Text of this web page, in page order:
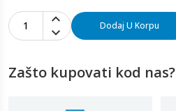
1 Dodaj U Korpu
Zašto kupovati kod nas?